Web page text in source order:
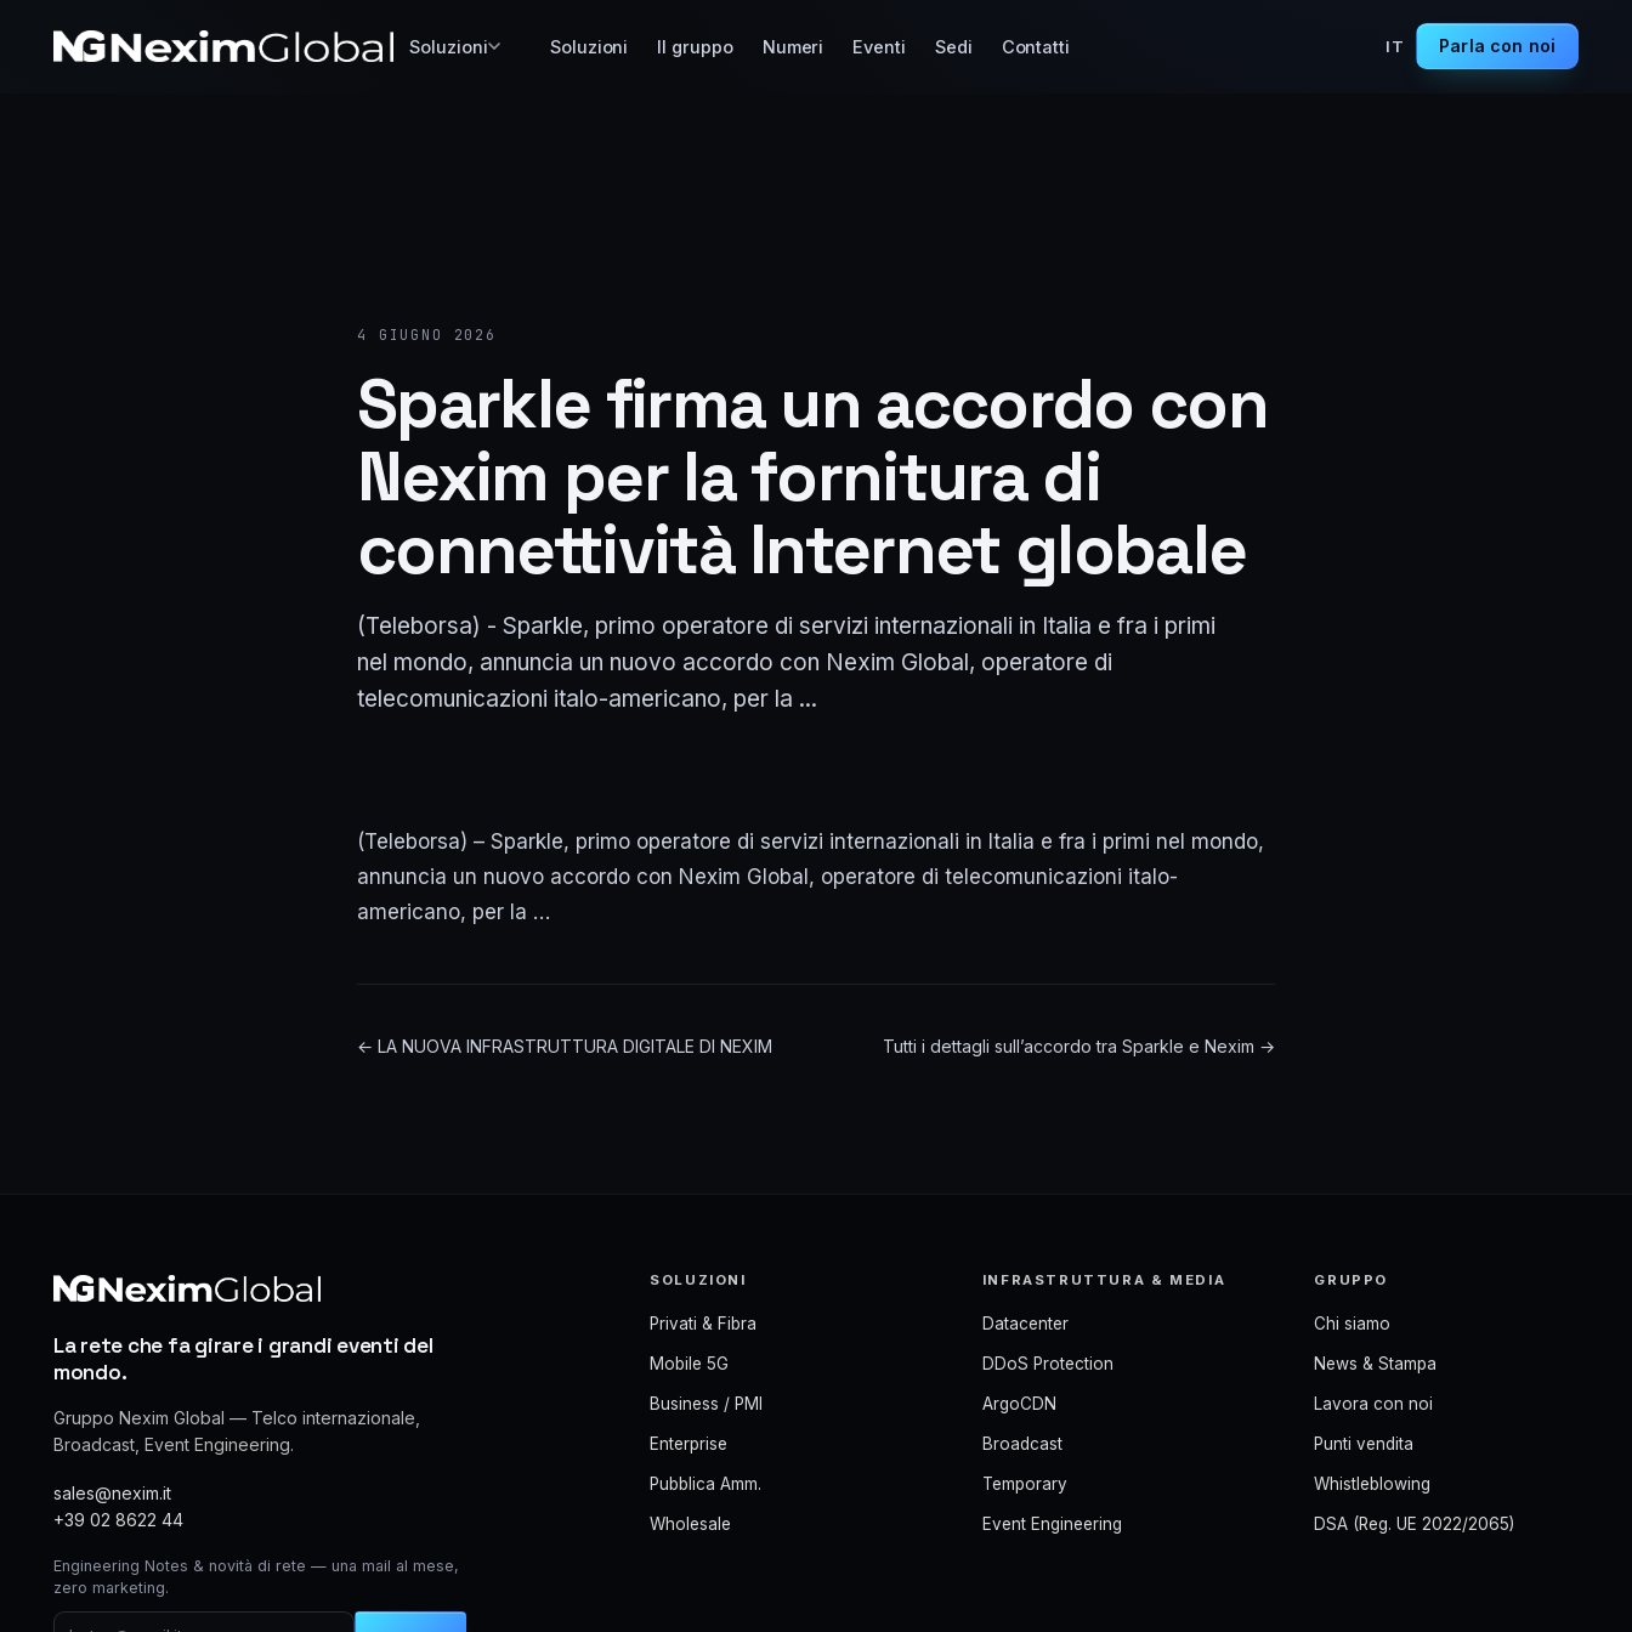
Soluzioni Soluzioni Il gruppo Numeri Eventi Sedi Contatti IT Parla con noi
4 GIUGNO 2026
Sparkle firma un accordo con
Nexim per la fornitura di
connettività Internet globale
(Teleborsa) - Sparkle, primo operatore di servizi internazionali in Italia e fra i primi
nel mondo, annuncia un nuovo accordo con Nexim Global, operatore di
telecomunicazioni italo-americano, per la ...
(Teleborsa) – Sparkle, primo operatore di servizi internazionali in Italia e fra i primi nel mondo,
annuncia un nuovo accordo con Nexim Global, operatore di telecomunicazioni italo-
americano, per la …
← LA NUOVA INFRASTRUTTURA DIGITALE DI NEXIM Tutti i dettagli sull’accordo tra Sparkle e Nexim →
La rete che fa girare i grandi eventi del
mondo.
Gruppo Nexim Global — Telco internazionale,
Broadcast, Event Engineering.
sales@nexim.it
+39 02 8622 44
Engineering Notes & novità di rete — una mail al mese,
zero marketing.
SOLUZIONI
Privati & Fibra
Mobile 5G
Business / PMI
Enterprise
Pubblica Amm.
Wholesale
INFRASTRUTTURA & MEDIA
Datacenter
DDoS Protection
ArgoCDN
Broadcast
Temporary
Event Engineering
GRUPPO
Chi siamo
News & Stampa
Lavora con noi
Punti vendita
Whistleblowing
DSA (Reg. UE 2022/2065)